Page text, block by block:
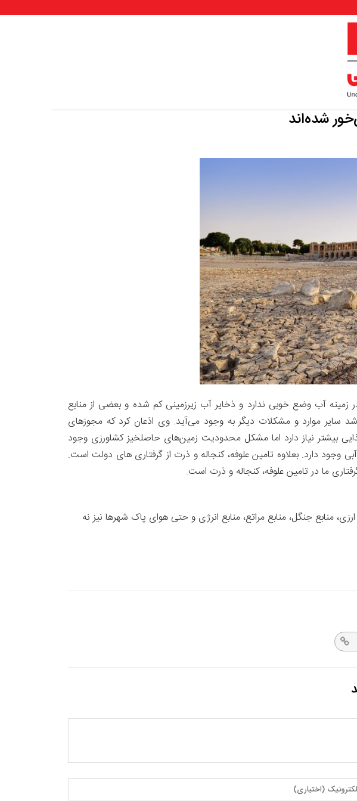
شده‌اند
زمینه آب وضع خوبی ندارد و ذخایر آب زیرزمینی کم شده و بعضی از منابع
موارد و مشکلات دیگر به وجود می‌آید. وی اذعان کرد که مجوزهای
بیشتر نیاز دارد اما مشکل محدودیت زمین‌های حاصلخیز کشاورزی وجود
وجود دارد. بعلاوه تامین علوفه، کنجاله و ذرت از گرفتاری ‌های دولت است.
ما در تامین علوفه، کنجاله و ذرت است.
منابع جنگل، منابع مراتع، منابع انرژی و حتی هوای پاک شهرها نیز نه